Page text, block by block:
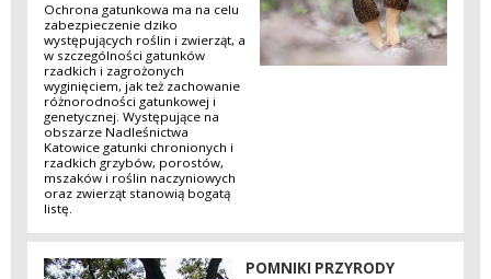
Ochrona gatunkowa ma na celu
zabezpieczenie dziko
występujących roślin i zwierząt, a
w szczególności gatunków
rzadkich i zagrożonych
wyginięciem, jak też zachowanie
różnorodności gatunkowej i
genetycznej. Występujące na
obszarze Nadleśnictwa
Katowice gatunki chronionych i
rzadkich grzybów, porostów,
mszaków i roślin naczyniowych
oraz zwierząt stanowią bogatą
listę.
POMNIKI PRZYRODY